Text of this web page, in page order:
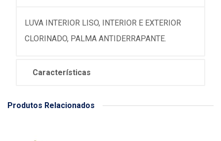
LUVA INTERIOR LISO, INTERIOR E EXTERIOR
CLORINADO, PALMA ANTIDERRAPANTE.
Características
Produtos Relacionados